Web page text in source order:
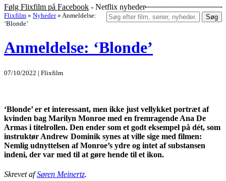
Følg Flixfilm på Facebook - Netflix nyheder
Søg
Flixfilm » Nyheder » Anmeldelse:
‘Blonde’
Anmeldelse: ‘Blonde’
07/10/2022 | Flixfilm
‘Blonde’ er et interessant, men ikke just vellykket portræt af
kvinden bag Marilyn Monroe med en fremragende Ana De
Armas i titelrollen. Den ender som et godt eksempel på dét, som
instruktør Andrew Dominik synes at ville sige med filmen:
Nemlig udnyttelsen af Monroe’s ydre og intet af substansen
indeni, der var med til at gøre hende til et ikon.
Skrevet afSøren Meinertz.